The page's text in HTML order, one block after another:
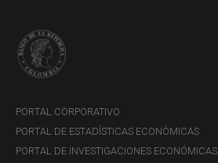
PORTAL CORPORATIVO
PORTAL DE ESTADÍSTICAS ECONÓMICAS
PORTAL DE INVESTIGACIONES ECONÓMICAS